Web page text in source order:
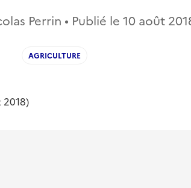
Perrin • Publié le 10 août
AGRICULTURE
2018)